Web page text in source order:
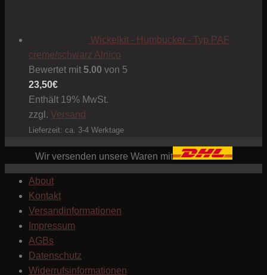
Wickelkit - Humbucker - Typ PAF
creme/schwarz Alnico
Bewertet mit 5.00 von 5
23,50€
Enthält 19% MwSt.
zzgl. Versand
Lieferzeit: ca. 3-4 Werktage
Wir versenden unsere Waren mit
About
Kontakt
Versandinformationen
Impressum
AGBs
Datenschutz
Widerrufsinformationen